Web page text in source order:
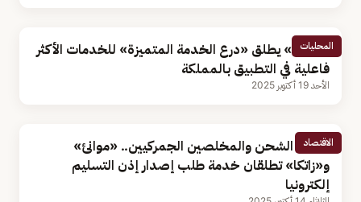
المحليات
«توكلنا» يطلق «درع الخدمة المتميزة» للخدمات الأكثر
فاعلية في التطبيق بالمملكة
الأحد 19 أكتوبر 2025
الاقتصاد
لوكلاء الشحن والمخلصين الجمركيين.. «موانئ»
و«زاتكا» تطلقان خدمة طلب إصدار إذن التسليم
إلكترونيا